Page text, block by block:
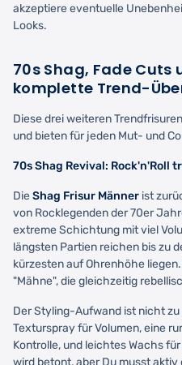
akzeptiere eventuelle
Looks.
70s Shag, Fade Cuts
komplette Trend-
Diese drei weiteren
und bieten für jeden Mut- und
70s Shag Revival: Rock'n'Roll
DieShag Frisur Männer ist
von Rocklegenden der 70er
extreme Schichtung mit viel
längsten Partien reichen bis zu
kürzesten auf Ohrenhöhe
"Mähne", die gleichzeitig
Der Styling-Aufwand ist nicht
Texturspray für Volumen, eine
Kontrolle, und leichtes Wachs
wird betont, aber Du musst aktiv